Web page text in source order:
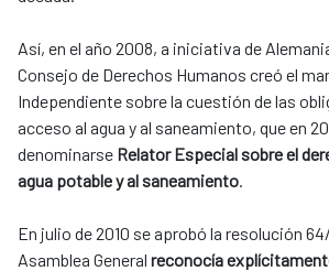
Así, en el año 2008, a iniciativa de
Consejo de Derechos Humanos creó el
Independiente sobre la cuestión de las
acceso al agua y al saneamiento, que en
denominarse Relator Especial sobre el
agua potable y al saneamiento.
En julio de 2010 se aprobó la resolución
Asamblea General reconocía